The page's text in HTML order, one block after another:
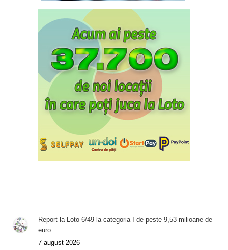
Report la Loto 6/49 la categoria I de peste 9,53 milioane de
euro
7 august 2026